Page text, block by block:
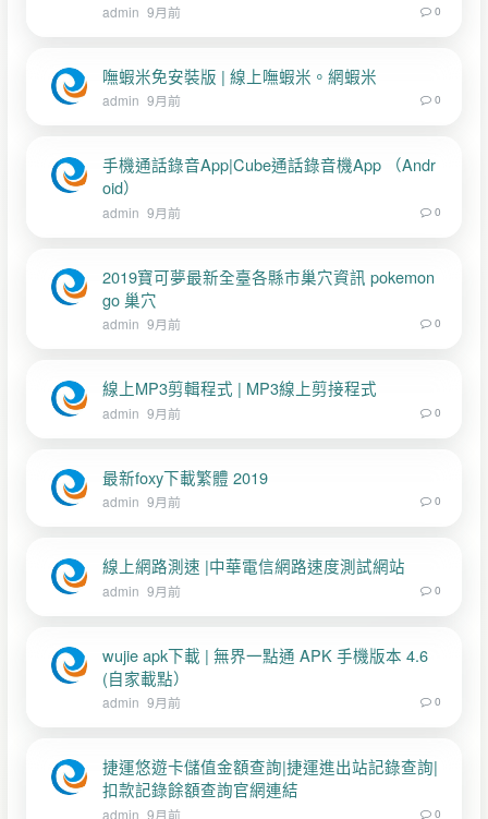
admin 9月前 0
嘸蝦米免安裝版 | 線上嘸蝦米。網蝦米
admin 9月前 0
手機通話錄音App|Cube通話錄音機App （Andr
oid）
admin 9月前 0
2019寶可夢最新全臺各縣市巢穴資訊 pokemon
go 巢穴
admin 9月前 0
線上MP3剪輯程式 | MP3線上剪接程式
admin 9月前 0
最新foxy下載繁體 2019
admin 9月前 0
線上網路測速 |中華電信網路速度測試網站
admin 9月前 0
wujie apk下載 | 無界一點通 APK 手機版本 4.6
(自家載點）
admin 9月前 0
捷運悠遊卡儲值金額查詢|捷運進出站記錄查詢|
扣款記錄餘額查詢官網連結
admin 9月前 0